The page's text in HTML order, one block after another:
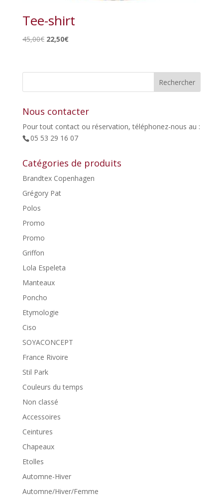
Tee-shirt
45,00€ Le
était :
22,50€Le
est :
Nous contacter
Pour tout contact ou réservation, téléphonez-nous au :
05 53 29 16 07
Catégories de produits
Brandtex Copenhagen
Grégory Pat
Polos
Promo
Promo
Griffon
Lola Espeleta
Manteaux
Poncho
Etymologie
Ciso
SOYACONCEPT
France Rivoire
Stil Park
Couleurs du temps
Non classé
Accessoires
Ceintures
Chapeaux
Etolles
Automne-Hiver
Automne/Hiver/Femme